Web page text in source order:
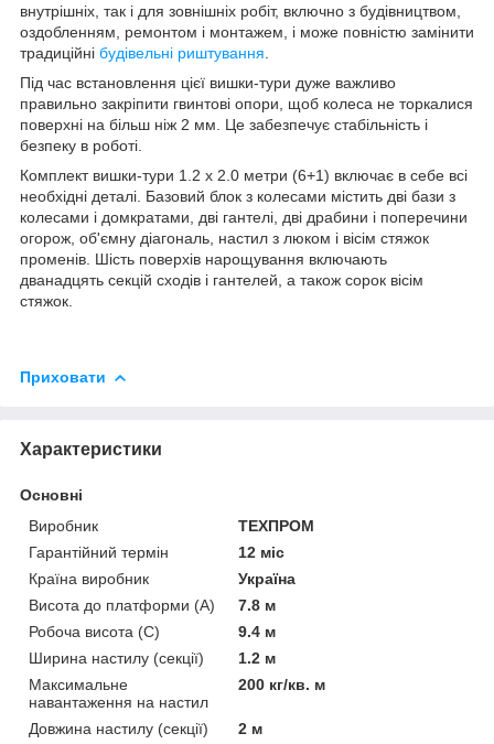
внутрішніх, так і для зовнішніх робіт, включно з будівництвом,
оздобленням, ремонтом і монтажем, і може повністю замінити
традиційні будівельні риштування
Під час встановлення цієї вишки-тури дуже важливо
правильно закріпити гвинтові опори, щоб колеса не торкалися
поверхні на більш ніж 2 мм. Це забезпечує стабільність і
безпеку в роботі.
Комплект вишки-тури 1.2 х 2.0 метри (6+1) включає в себе всі
необхідні деталі. Базовий блок з колесами містить дві бази з
колесами і домкратами, дві гантелі, дві драбини і поперечини
огорож, об'ємну діагональ, настил з люком і вісім стяжок
променів. Шість поверхів нарощування включають
дванадцять секцій сходів і гантелей, а також сорок вісім
стяжок.
Приховати
Характеристики
Основні
Виробник
ТЕХПРОМ
Гарантійний термін
12 міс
Країна виробник
Україна
Висота до платформи (А)
7.8 м
Робоча висота (С)
9.4 м
Ширина настилу (секції)
1.2 м
Максимальне
навантаження на настил
200 кг/кв. м
Довжина настилу (секції)
2 м